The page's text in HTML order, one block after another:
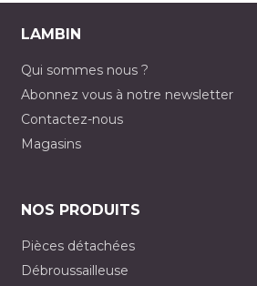
LAMBIN
Qui sommes nous ?
Abonnez vous à notre newsletter
Contactez-nous
Magasins
NOS PRODUITS
Pièces détachées
Débroussailleuse